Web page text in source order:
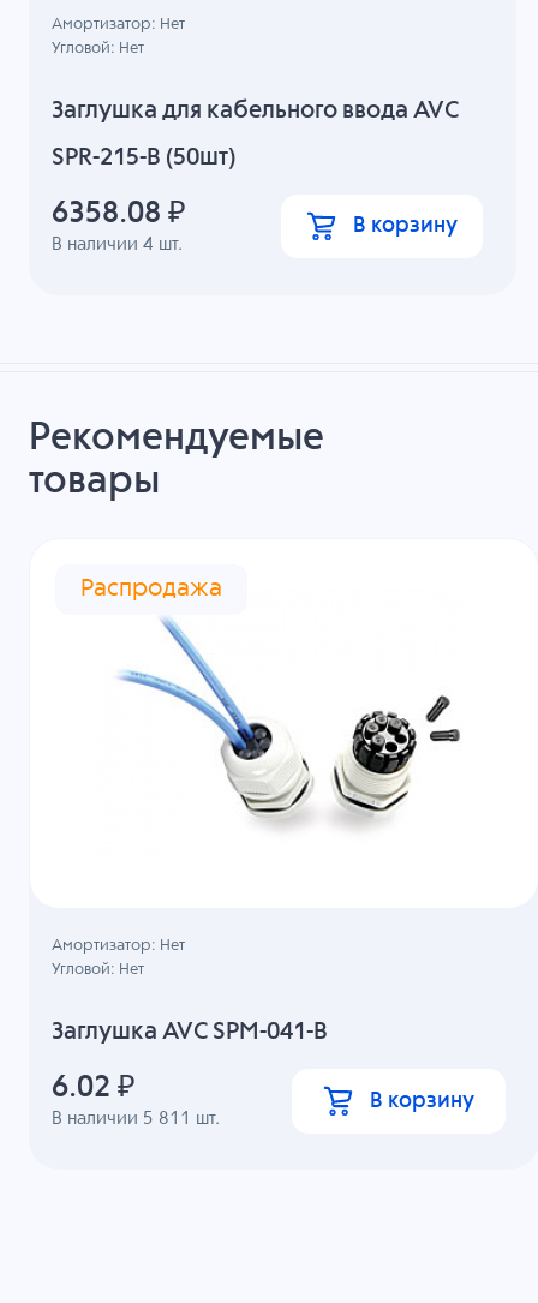
Заглушка для кабельного ввода AVC
SPR-215-B (50шт)
В наличии4 шт.
Амортизатор: Нет
Угловой: Нет
6358.08 ₽ В корзину
Рекомендуемые
товары
Распродажа
Заглушка AVC SPM-041-B
В наличии 5 811 шт.
Амортизатор: Нет
Угловой: Нет
6.02 ₽ В корзину